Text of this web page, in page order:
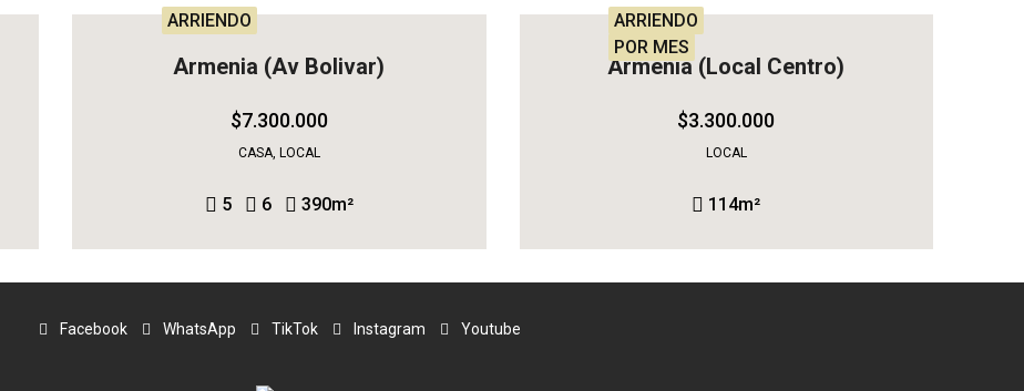
ARRIENDO
Armenia (Av Bolivar)
$7.300.000
CASA, LOCAL
5 6 390m²
ARRIENDO
POR MES
Armenia (Local Centro)
$3.300.000
LOCAL
114m²
Facebook WhatsApp TikTok Instagram Youtube